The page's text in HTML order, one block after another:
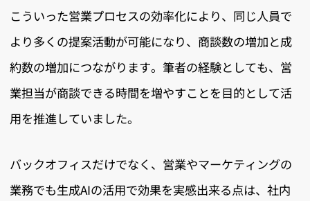
こういった営業プロセスの効率化により、同じ人員で
より多くの提案活動が可能になり、商談数の増加と成
約数の増加につながります。筆者の経験としても、営
業担当が商談できる時間を増やすことを目的として活
用を推進していました。
バックオフィスだけでなく、営業やマーケティングの
業務でも生成AIの活用で効果を実感出来る点は、社内